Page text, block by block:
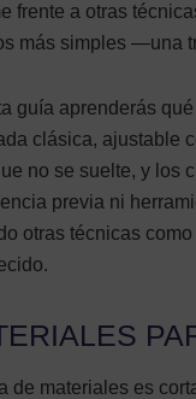
frente a otras
más simples —una
guía aprenderás
clásica, ajustable
no se suelte, y los
previa ni
otras técnicas como
de materiales es